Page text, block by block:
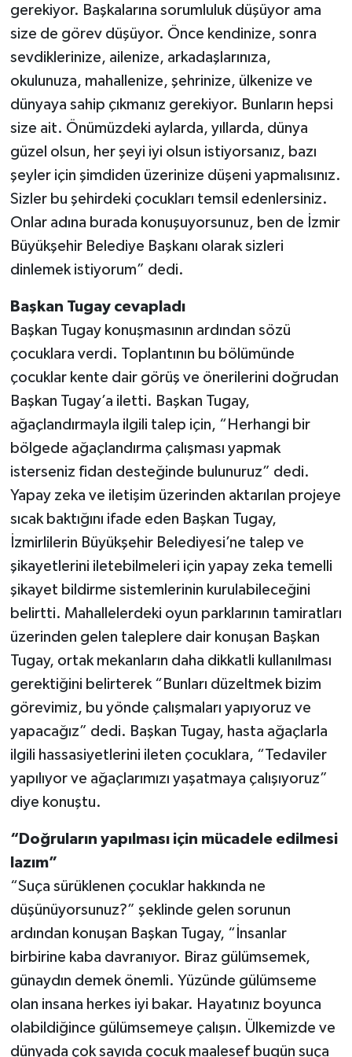
gerekiyor. Başkalarına sorumluluk düşüyor ama
size de görev düşüyor. Önce kendinize, sonra
sevdiklerinize, ailenize, arkadaşlarınıza,
okulunuza, mahallenize, şehrinize, ülkenize ve
dünyaya sahip çıkmanız gerekiyor. Bunların hepsi
size ait. Önümüzdeki aylarda, yıllarda, dünya
güzel olsun, her şeyi iyi olsun istiyorsanız, bazı
şeyler için şimdiden üzerinize düşeni yapmalısınız.
Sizler bu şehirdeki çocukları temsil edenlersiniz.
Onlar adına burada konuşuyorsunuz, ben de İzmir
Büyükşehir Belediye Başkanı olarak sizleri
dinlemek istiyorum” dedi.
Başkan Tugay cevapladı
Başkan Tugay konuşmasının ardından sözü
çocuklara verdi. Toplantının bu bölümünde
çocuklar kente dair görüş ve önerilerini doğrudan
Başkan Tugay’a iletti. Başkan Tugay,
ağaçlandırmayla ilgili talep için, “Herhangi bir
bölgede ağaçlandırma çalışması yapmak
isterseniz fidan desteğinde bulunuruz” dedi.
Yapay zeka ve iletişim üzerinden aktarılan projeye
sıcak baktığını ifade eden Başkan Tugay,
İzmirlilerin Büyükşehir Belediyesi’ne talep ve
şikayetlerini iletebilmeleri için yapay zeka temelli
şikayet bildirme sistemlerinin kurulabileceğini
belirtti. Mahallelerdeki oyun parklarının tamiratları
üzerinden gelen taleplere dair konuşan Başkan
Tugay, ortak mekanların daha dikkatli kullanılması
gerektiğini belirterek “Bunları düzeltmek bizim
görevimiz, bu yönde çalışmaları yapıyoruz ve
yapacağız” dedi. Başkan Tugay, hasta ağaçlarla
ilgili hassasiyetlerini ileten çocuklara, “Tedaviler
yapılıyor ve ağaçlarımızı yaşatmaya çalışıyoruz”
diye konuştu.
“Doğruların yapılması için mücadele edilmesi
lazım”
“Suça sürüklenen çocuklar hakkında ne
düşünüyorsunuz?” şeklinde gelen sorunun
ardından konuşan Başkan Tugay, “İnsanlar
birbirine kaba davranıyor. Biraz gülümsemek,
günaydın demek önemli. Yüzünde gülümseme
olan insana herkes iyi bakar. Hayatınız boyunca
olabildiğince gülümsemeye çalışın. Ülkemizde ve
dünyada çok sayıda çocuk maalesef bugün suça